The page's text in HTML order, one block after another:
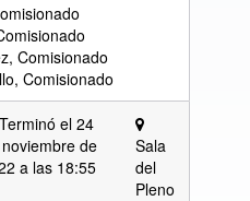
Comisionado
Comisionado
Terminó el 24
de
a las 18:55
Sala
del
Pleno